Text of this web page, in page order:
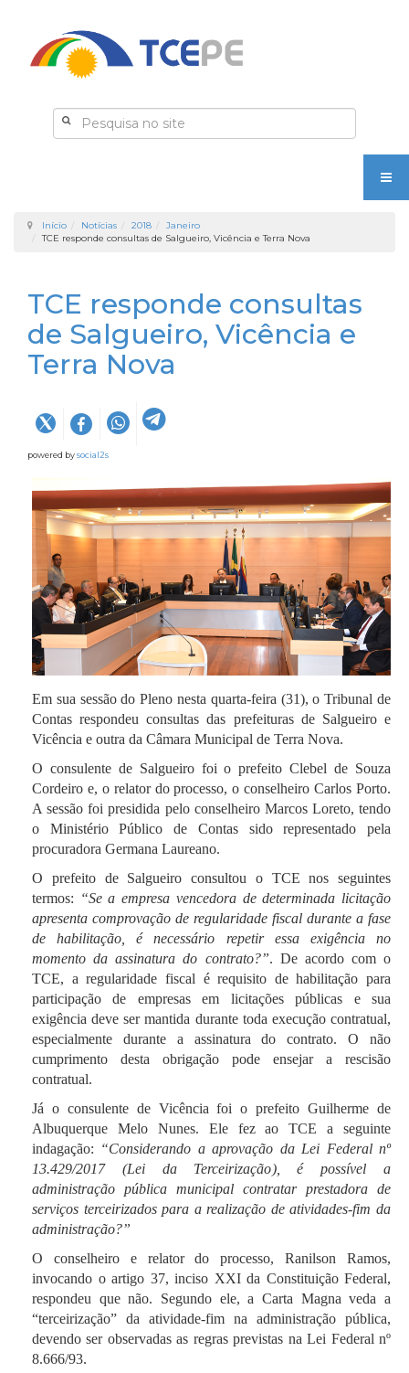
Início Notícias 2018
Janeiro
TCE responde consultas de Salgueiro, Vicência e Terra Nova
TCE responde consultas
de Salgueiro, Vicência e
Terra Nova
powered bysocial2s
Em sua sessão do Pleno nesta quarta-feira (31), o Tribunal de
Contas respondeu consultas das prefeituras de Salgueiro e
Vicência e outra da Câmara Municipal de Terra Nova.
O consulente de Salgueiro foi o prefeito Clebel de Souza
Cordeiro e, o relator do processo, o conselheiro Carlos Porto.
A sessão foi presidida pelo conselheiro Marcos Loreto, tendo
o Ministério Público de Contas sido representado pela
procuradora Germana Laureano.
O prefeito de Salgueiro consultou o TCE nos seguintes
termos: “Se a empresa vencedora de determinada licitação
apresenta comprovação de regularidade fiscal durante a fase
de habilitação, é necessário repetir essa exigência no
momento da assinatura do contrato?”. De acordo com o
TCE, a regularidade fiscal é requisito de habilitação para
participação de empresas em licitações públicas e sua
exigência deve ser mantida durante toda execução contratual,
especialmente durante a assinatura do contrato. O não
cumprimento desta obrigação pode ensejar a rescisão
contratual.
Já o consulente de Vicência foi o prefeito Guilherme de
Albuquerque Melo Nunes. Ele fez ao TCE a seguinte
indagação: “Considerando a aprovação da Lei Federal nº
13.429/2017 (Lei da Terceirização), é possível a
administração pública municipal contratar prestadora de
serviços terceirizados para a realização de atividades-fim da
administração?”
O conselheiro e relator do processo, Ranilson Ramos,
invocando o artigo 37, inciso XXI da Constituição Federal,
respondeu que não. Segundo ele, a Carta Magna veda a
“terceirização” da atividade-fim na administração pública,
devendo ser observadas as regras previstas na Lei Federal nº
8.666/93.